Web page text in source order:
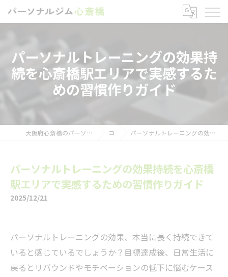
パーソナルトレーニングの効果持
続を心斎橋駅エリアで実感するた
めの習慣作りガイド
大阪府心斎橋のパーソナルトレーニングならパーソナルジム心斎橋 コラム パーソナルトレーニングの効果持続を心斎橋駅エリアで実感するための習慣作りガイド
パーソナルトレーニングの効果持続を心斎橋
駅エリアで実感するための習慣作りガイド
2025/12/21
パーソナルトレーニングの効果、本当に長く持続できて
いると感じているでしょうか？目標達成後、日常生活に
戻るとリバウンドやモチベーションの低下に悩むケース